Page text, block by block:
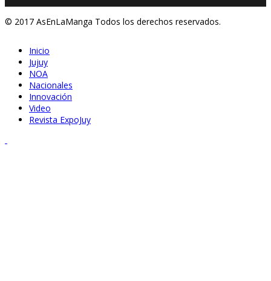
© 2017 AsEnLaManga Todos los derechos reservados.
Inicio
Jujuy
NOA
Nacionales
Innovación
Video
Revista ExpoJuy